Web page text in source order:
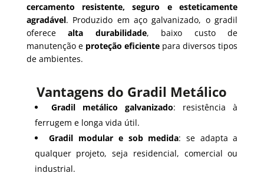
cercamento resistente, seguro e esteticamente
agradável. Produzido em aço galvanizado, o gradil
oferecealta durabilidade, baixo custo de
manutenção e proteção eficiente para diversos tipos
de ambientes.
Vantagens do Gradil Metálico
Gradil metálico galvanizado: resistência à
ferrugem e longa vida útil.
Gradil modular e sob medida: se adapta a
qualquer projeto, seja residencial, comercial ou
industrial.